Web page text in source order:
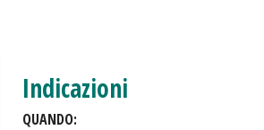
Indicazioni
QUANDO: